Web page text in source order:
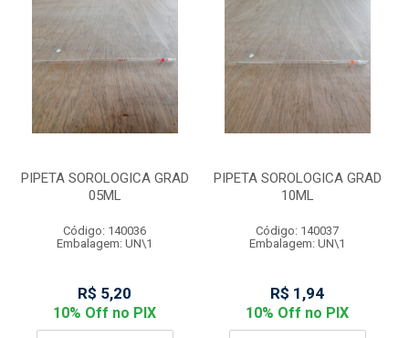
PIPETA SOROLOGICA GRAD
05ML
Código: 140036
Embalagem: UN\1
R$ 5,20
10% Off no PIX
PIPETA SOROLOGICA GRAD
10ML
Código: 140037
Embalagem: UN\1
R$ 1,94
10% Off no PIX